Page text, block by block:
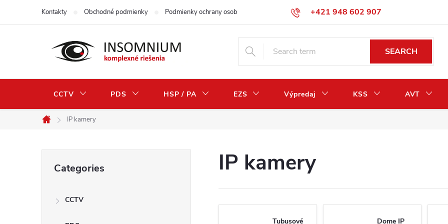
+421 948 602 907
Kontakty Obchodné podmienky Podmienky ochrany osobných údajov Odstúpenie od zmluvy / vrátenie peňazí
SEARCH
CCTV PDS HSP / PA EZS Výpredaj KSS AVT
Home
IP kamery
categories
Categories
CCTV
IP kamery
Tubusové
Dome IP